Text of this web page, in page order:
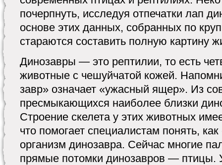
почерпнуть, исследуя отпечатки лап
основе этих данных, собранных по
стараются составить полную картину
Динозавры — это рептилии, то есть
животные с чешуйчатой ко­жей.
завр» означает «ужасный ящер». Из
пресмыкающихся наиболее близки
Строение скелета у этих животных
что помогает специа­листам понять,
организм динозавра. Сейчас многие
прямые потомки динозавров — птицы.